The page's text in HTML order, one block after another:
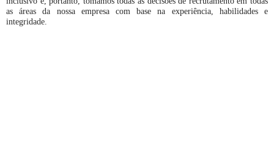
as áreas da nossa empresa com base na experiência, habilidades e
integridade.